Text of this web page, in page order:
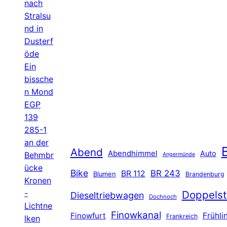
nach
Stralsu
nd in
Dusterf
öde
Ein
bissche
n Mond
EGP
139
285-1
an der
Behmbr
ücke
Kronen
-
Lichtne
lken
Abend Abendhimmel Angermünde Auto
Bike Blumen BR 112 BR 243 Brandenburg
Dieseltriebwagen Dochnoch
Finowfurt Finowkanal Frankreich